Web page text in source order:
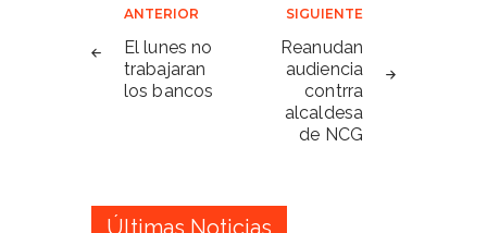
Navegación
de
entradas
ANTERIOR
El lunes no
trabajaran
los bancos
SIGUIENTE
Reanudan
audiencia
contrra
alcaldesa
de NCG